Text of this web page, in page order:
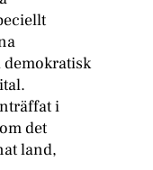
i
det
land,